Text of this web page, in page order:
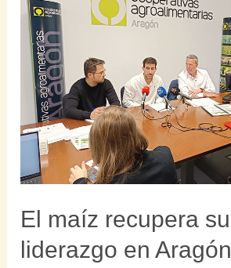
El maíz recupera su
liderazgo en Aragón
maíz
recupera
su
liderazgo
en
Aragón